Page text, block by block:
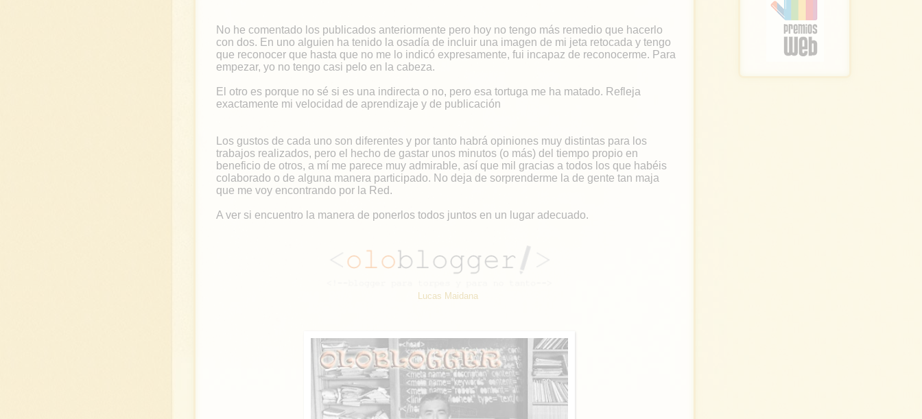
No he comentado los publicados anteriormente pero hoy no tengo más remedio que hacerlo
con dos. En uno alguien ha tenido la osadía de incluir una imagen de mi jeta retocada y tengo
que reconocer que hasta que no me lo indicó expresamente, fui incapaz de reconocerme. Para
empezar, yo no tengo casi pelo en la cabeza.
El otro es porque no sé si es una indirecta o no, pero esa tortuga me ha matado. Refleja
exactamente mi velocidad de aprendizaje y de publicación
Los gustos de cada uno son diferentes y por tanto habrá opiniones muy distintas para los
trabajos realizados, pero el hecho de gastar unos minutos (o más) del tiempo propio en
beneficio de otros, a mí me parece muy admirable, así que mil gracias a todos los que habéis
colaborado o de alguna manera participado. No deja de sorprenderme la de gente tan maja
que me voy encontrando por la Red.
A ver si encuentro la manera de ponerlos todos juntos en un lugar adecuado.
Lucas Maidana